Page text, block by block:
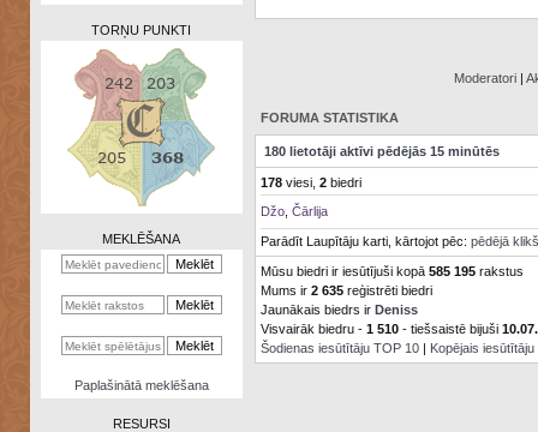
Zināšanu
kalkulators
Nomētātās
TORŅU PUNKTI
MEKLĒŠANA
Paplašinātā meklēšana
RESURSI
Moderatori |
FORUMA STATISTIKA
180 lietotāji aktīvi pēdējās 15 minūtēs
178viesi, 2biedri
Džo, Čārlija
Parādīt Laupītāju karti, kārtojot pēc: pēdējā
Mūsu biedri ir iesūtījuši kopā 585 195rakstus
Mums ir 2 635reģistrēti biedri
Jaunākais biedrs ir Deniss
Visvairāk biedru - 1 510- tiešsaistē bijuši
Šodienas iesūtītāju TOP 10| Kopējais iesūtītāju